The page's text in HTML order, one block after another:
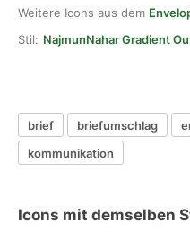
Weitere Icons aus dem
Stil: NajmunNahar Gradient
brief briefumschlag
kommunikation
Icons mit demselben